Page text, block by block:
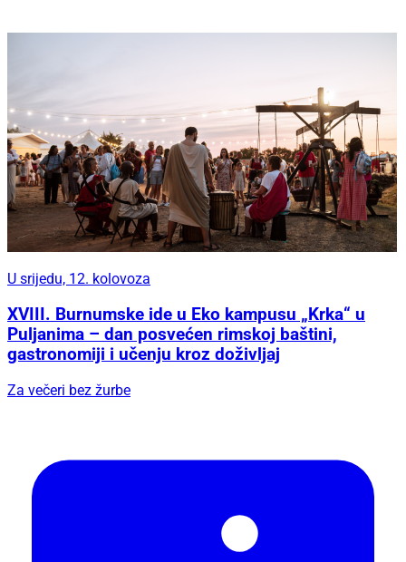
U srijedu, 12. kolovoza
XVIII. Burnumske ide u Eko kampusu „Krka“ u
Puljanima – dan posvećen rimskoj baštini,
gastronomiji i učenju kroz doživljaj
Za večeri bez žurbe